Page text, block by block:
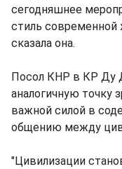
сегодняшнее
стиль
сказала она.
Посол КНР в КР Ду
аналогичную точку
важной силой в
общению между
"Цивилизации